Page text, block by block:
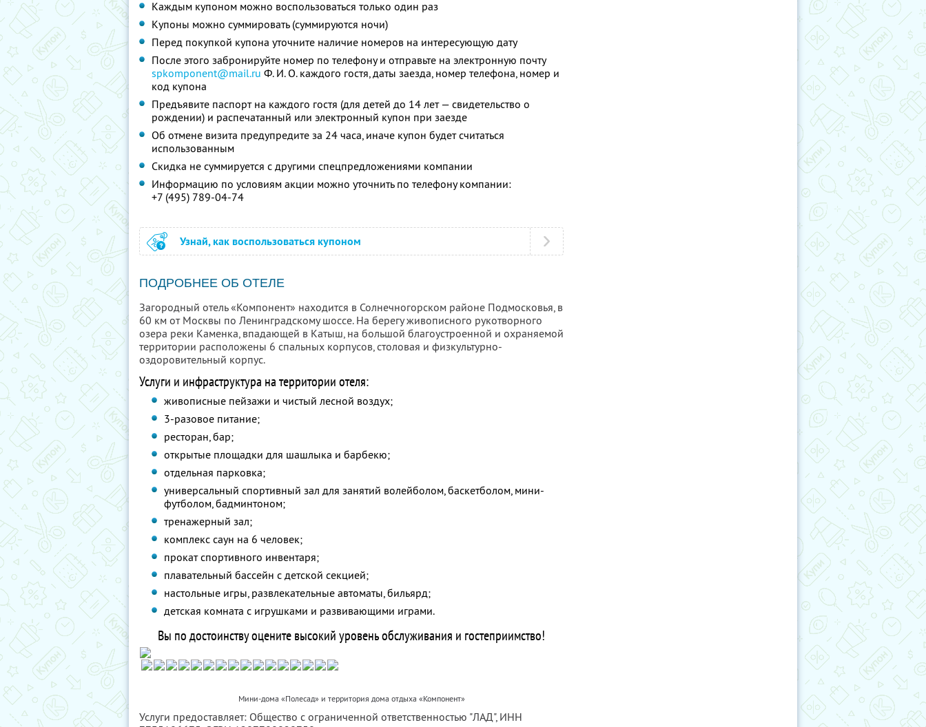
Каждым купоном можно воспользоваться только один раз
Купоны можно суммировать (суммируются ночи)
Перед покупкой купона уточните наличие номеров на интересующую дату
После этого забронируйте номер по телефону и отправьте на электронную почту
spkomponent@mail.ru Ф. И. О.каждого гостя, даты заезда, номер телефона, номер и
код купона
Предъявите паспорт на каждого гостя (для детей до 14 лет — свидетельство о
рождении) и распечатанный или электронный купон при заезде
Об отмене визита предупредите за 24 часа, иначе купон будет считаться
использованным
Скидка не суммируется с другими спецпредложениями компании
Информацию по условиям акции можно уточнить по телефону компании:
+7 (495) 789-04-74
Узнай, как воспользоваться купоном
ПОДРОБНЕЕ ОБ ОТЕЛЕ
Загородный отель «Компонент» находится в Солнечногорском районе Подмосковья, в
60 км от Москвы по Ленинградскому шоссе. На берегу живописного рукотворного
озера реки Каменка, впадающей в Катыш, на большой благоустроенной и охраняемой
территории расположены 6 спальных корпусов, столовая и физкультурно-
оздоровительный корпус.
Услуги и инфраструктура на территории отеля:
живописные пейзажи и чистый лесной воздух;
3-разовое питание;
ресторан, бар;
открытые площадки для шашлыка и барбекю;
отдельная парковка;
универсальный спортивный зал для занятий волейболом, баскетболом, мини-
футболом, бадминтоном;
тренажерный зал;
комплекс саун на 6 человек;
прокат спортивного инвентаря;
плавательный бассейн с детской секцией;
настольные игры, развлекательные автоматы, бильярд;
детская комната с игрушками и развивающими играми.
Вы по достоинству оцените высокий уровень обслуживания и гостеприимство!
Мини-дома «Полесад» и территория дома отдыха «Компонент»
Услуги предоставляет: Общество с ограниченной ответственностью "ЛАД", ИНН